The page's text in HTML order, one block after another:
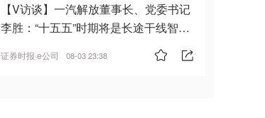
【V访谈】一汽解放董事长、党委书记
李胜：“十五五”时期将是长途干线智能
证券时报·e公司 08-03 23:38